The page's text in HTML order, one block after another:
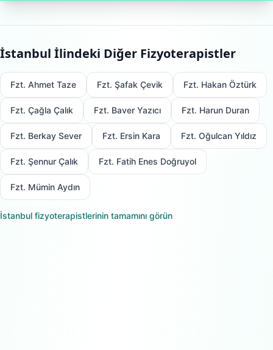
İstanbul İlindeki Diğer Fizyoterapistler
Fzt. Ahmet Taze Fzt. Şafak Çevik Fzt. Hakan Öztürk
Fzt. Çağla Çalık Fzt. Baver Yazıcı Fzt. Harun Duran
Fzt. Berkay Sever Fzt. Ersin Kara Fzt. Oğulcan Yıldız
Fzt. Şennur Çalık Fzt. Fatih Enes Doğruyol
Fzt. Mümin Aydın
İstanbul fizyoterapistlerinin tamamını görün